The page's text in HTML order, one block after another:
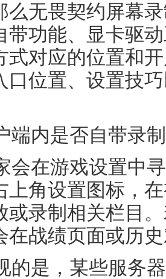
么无畏契约屏幕
带功能、显卡驱
式对应的位置和
口位置、设置技
端内是否自带录
会在游戏设置中
上角设置图标，
或录制相关栏目
在战绩页面或历
的是，某些服务